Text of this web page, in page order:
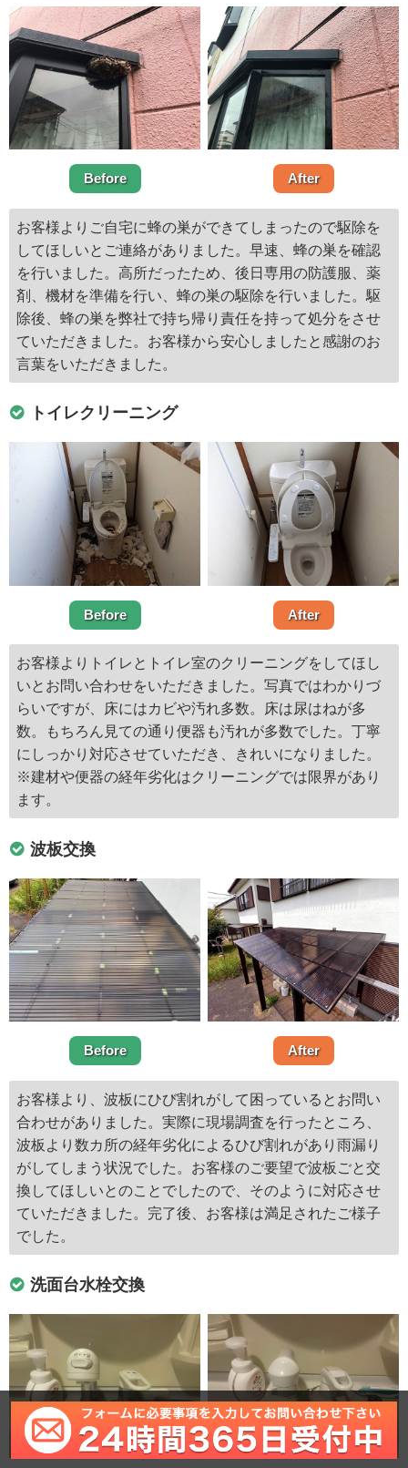
Before After
お客様よりご自宅に蜂の巣ができてしまったので駆除を
してほしいとご連絡がありました。早速、蜂の巣を確認
を行いました。高所だったため、後日専用の防護服、薬
剤、機材を準備を行い、蜂の巣の駆除を行いました。駆
除後、蜂の巣を弊社で持ち帰り責任を持って処分をさせ
ていただきました。お客様から安心しましたと感謝のお
言葉をいただきました。
トイレクリーニング
Before After
お客様よりトイレとトイレ室のクリーニングをしてほし
いとお問い合わせをいただきました。写真ではわかりづ
らいですが、床にはカビや汚れ多数。床は尿はねが多
数。もちろん見ての通り便器も汚れが多数でした。丁寧
にしっかり対応させていただき、きれいになりました。
※建材や便器の経年劣化はクリーニングでは限界があり
ます。
波板交換
Before After
お客様より、波板にひび割れがして困っているとお問い
合わせがありました。実際に現場調査を行ったところ、
波板より数カ所の経年劣化によるひび割れがあり雨漏り
がしてしまう状況でした。お客様のご要望で波板ごと交
換してほしいとのことでしたので、そのように対応させ
ていただきました。完了後、お客様は満足されたご様子
でした。
洗面台水栓交換